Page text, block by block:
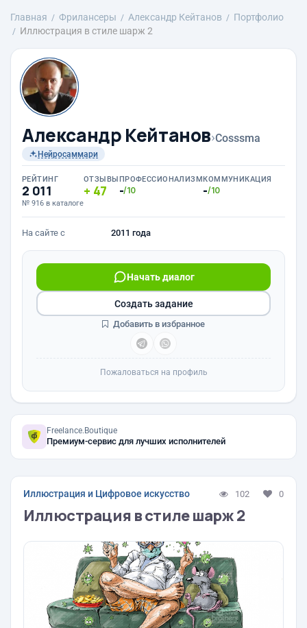
Главная Фрилансеры Александр Кейтанов
Портфолио
Иллюстрация в стиле шарж 2
Александр Кейтанов›Cosssma
Нейросаммари
РЕЙТИНГ
2 011
№ 916 в каталоге
ОТЗЫВЫ
47
ПРОФЕССИОНАЛИЗМ
-/10
КОММУНИКАЦИЯ
-/10
На сайте с 2011 года
Начать диалог
Создать задание
Добавить в избранное
Пожаловаться на профиль
Freelance.Boutique
Премиум-сервис для лучших исполнителей
Иллюстрация и Цифровое искусство 102 0
Иллюстрация в стиле шарж 2